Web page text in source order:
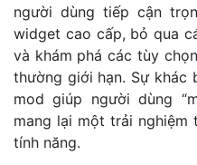
người dùng tiếp cận
widget cao cấp, bỏ qua
và khám phá các tùy
thường giới hạn. Sự khác
mod giúp người dùng
mang lại một trải
tính năng.